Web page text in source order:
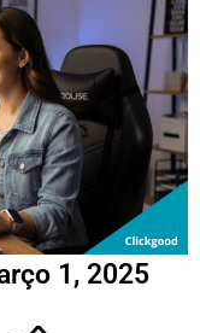
1, 2025